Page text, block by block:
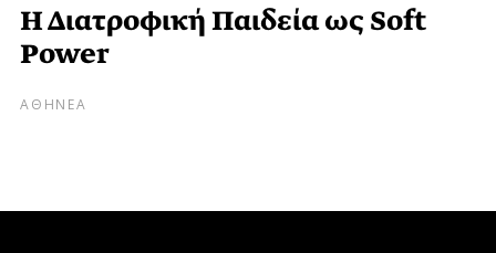
Η Διατροφική Παιδεία ως Soft
Power
ΑΘΗΝΕΑ